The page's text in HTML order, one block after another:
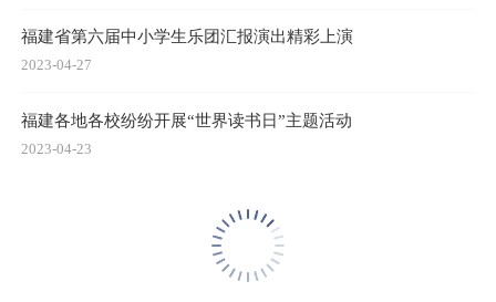
福建省第六届中小学生乐团汇报演出精彩上演
2023-04-27
福建各地各校纷纷开展“世界读书日”主题活动
2023-04-23